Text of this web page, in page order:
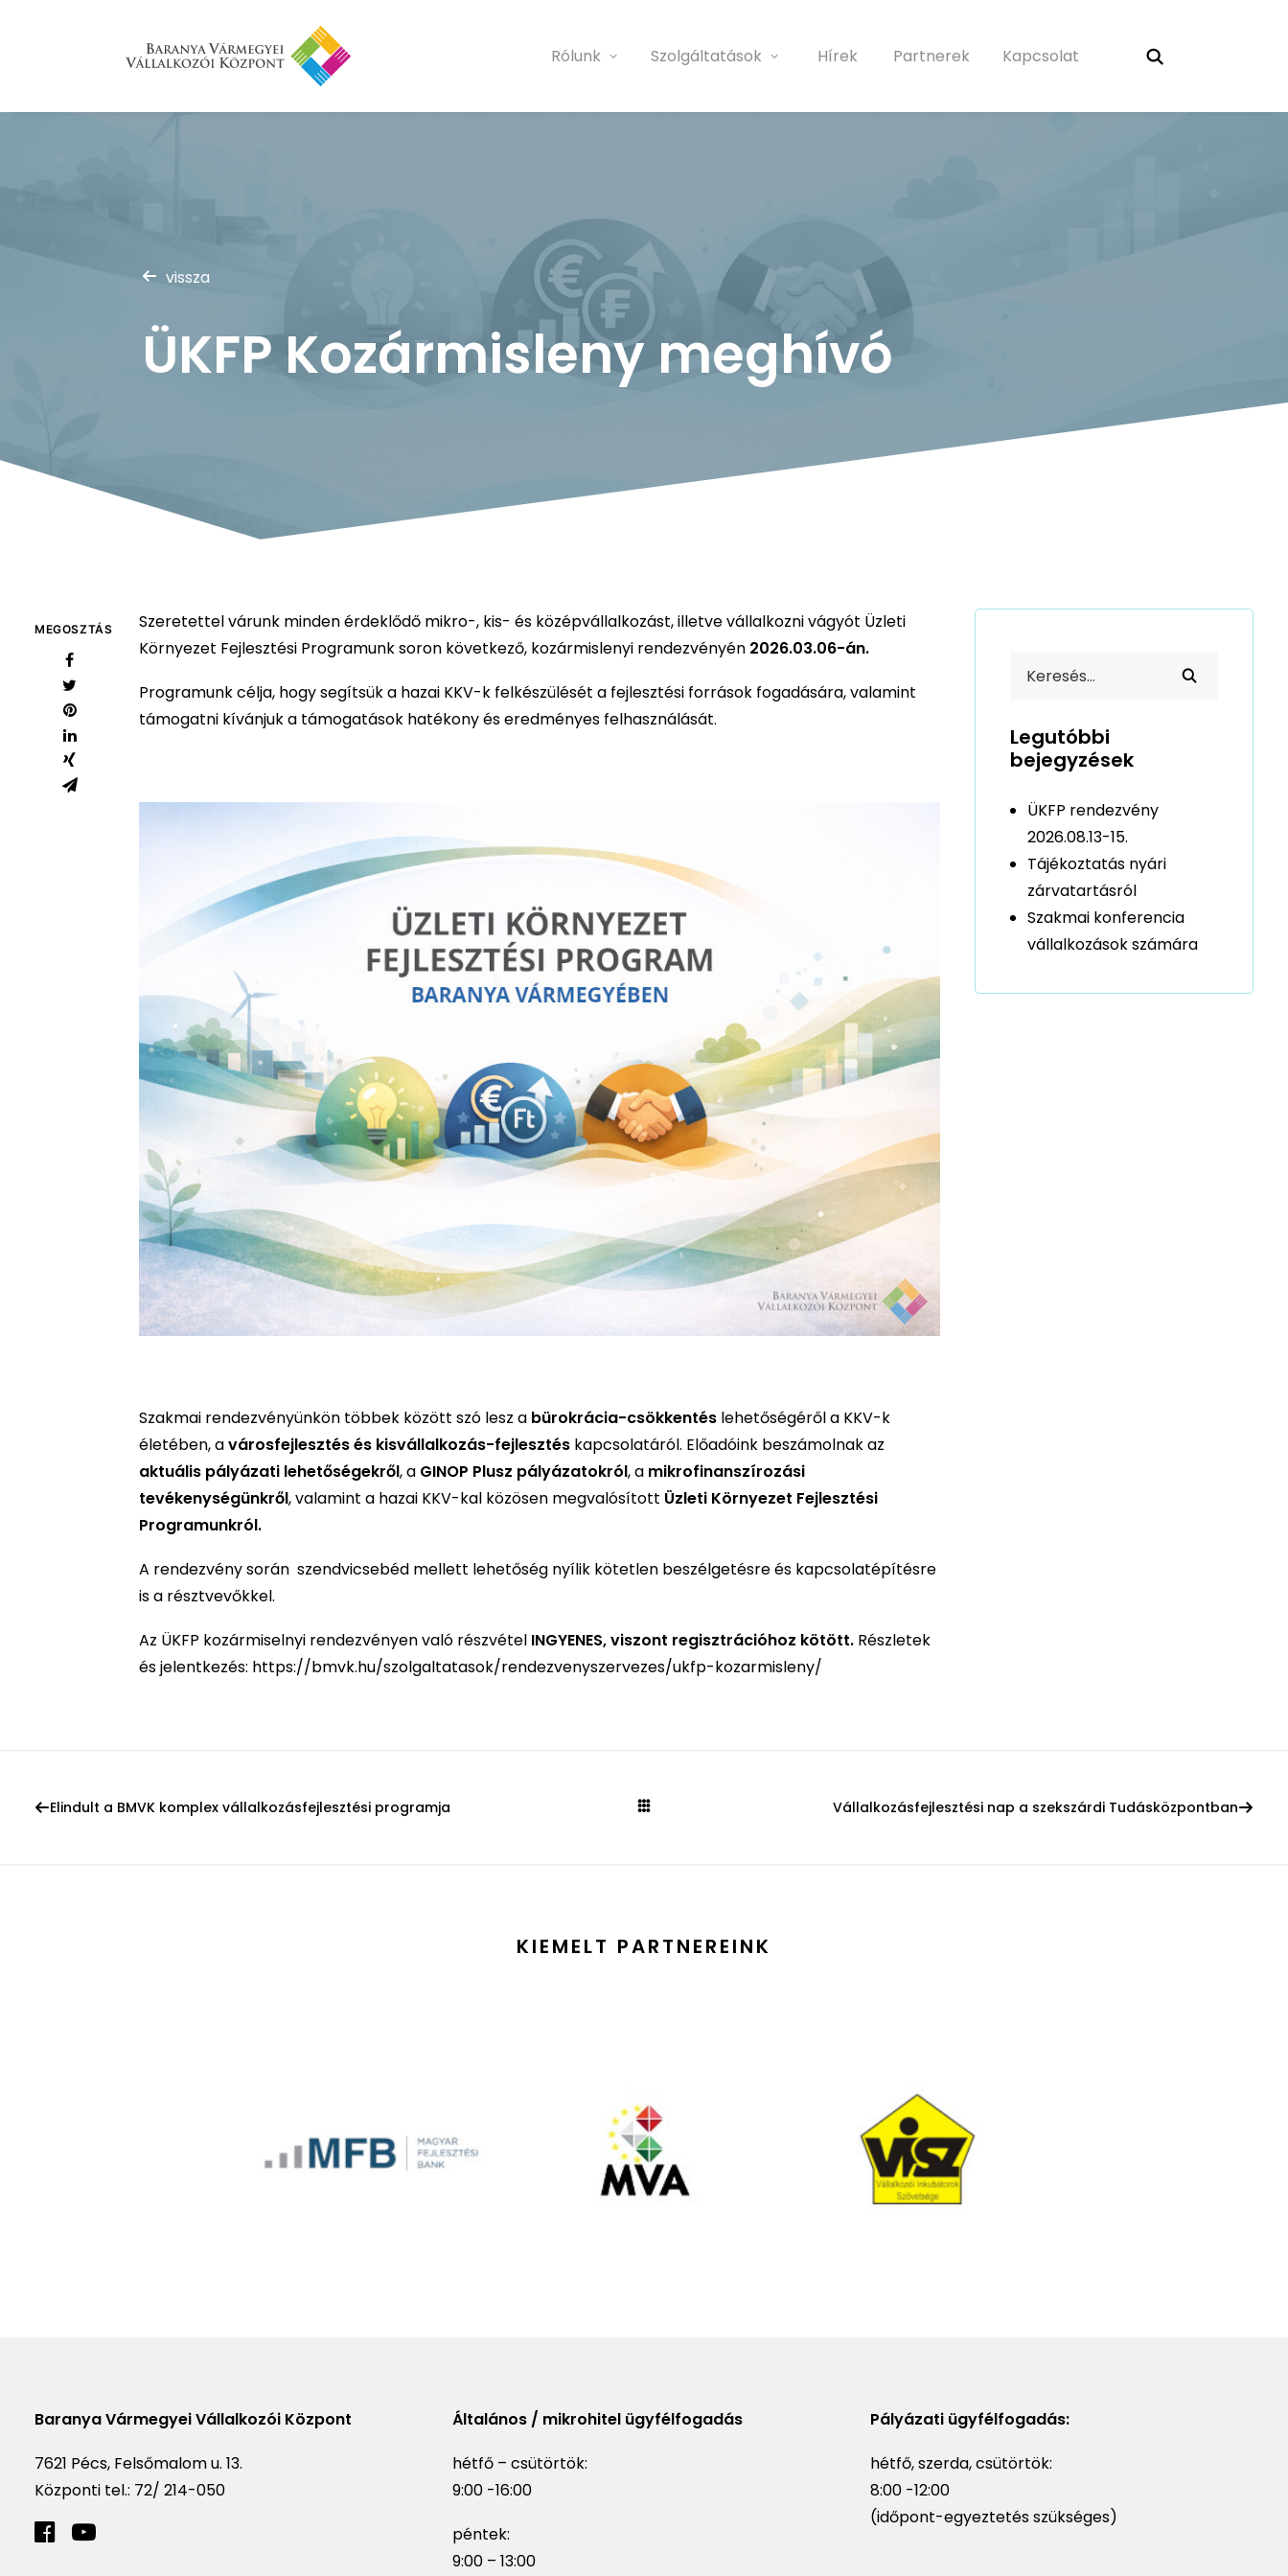
Rólunk Szolgáltatások Hírek Partnerek Kapcsolat
vissza
ÜKFP Kozármisleny meghívó
MEGOSZTÁS
Szeretettel várunk minden érdeklődő mikro-, kis- és középvállalkozást, illetve vállalkozni vágyót Üzleti
Környezet Fejlesztési Programunk soron következő, kozármislenyi rendezvényén 2026.03.06-án.
Programunk célja, hogy segítsük a hazai KKV-k felkészülését a fejlesztési források fogadására, valamint
támogatni kívánjuk a támogatások hatékony és eredményes felhasználását.
Szakmai rendezvényünkön többek között szó lesz a bürokrácia-csökkentés lehetőségéről a KKV-k
életében, avárosfejlesztés és kisvállalkozás-fejlesztés kapcsolatáról. Előadóink beszámolnak az
aktuális pályázati lehetőségekről, a GINOP Plusz pályázatokról, a mikrofinanszírozási
tevékenységünkről, valamint a hazai KKV-kal közösen megvalósított Üzleti Környezet Fejlesztési
Programunkról.
A rendezvény során szendvicsebéd mellett lehetőség nyílik kötetlen beszélgetésre és kapcsolatépítésre
is a résztvevőkkel.
Az ÜKFP kozármiselnyi rendezvényen való részvétel INGYENES, viszont regisztrációhoz kötött. Részletek
és jelentkezés: https://bmvk.hu/szolgaltatasok/rendezvenyszervezes/ukfp-kozarmisleny/
Legutóbbi
bejegyzések
ÜKFP rendezvény
2026.08.13-15.
Tájékoztatás nyári
zárvatartásról
Szakmai konferencia
vállalkozások számára
Elindult a BMVK komplex vállalkozásfejlesztési programja Vállalkozásfejlesztési nap a szekszárdi Tudásközpontban
KIEMELT PARTNEREINK
Baranya Vármegyei Vállalkozói Központ
7621 Pécs, Felsőmalom u. 13.
Központi tel.: 72/ 214-050
Általános / mikrohitel ügyfélfogadás
hétfő – csütörtök:
9:00 -16:00
péntek:
9:00 – 13:00
Pályázati ügyfélfogadás:
hétfő, szerda, csütörtök:
8:00 -12:00
(időpont-egyeztetés szükséges)